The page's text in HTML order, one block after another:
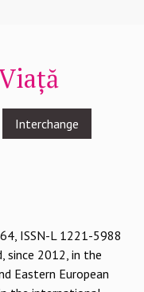
Interchange
ISSN-L 1221-5988
since 2012, in the
Eastern European